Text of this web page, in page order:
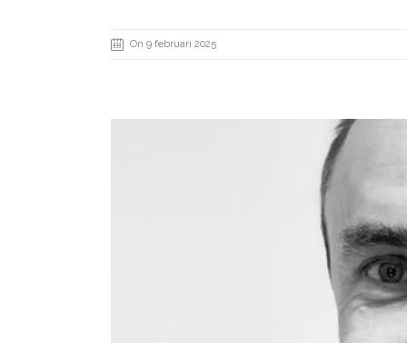
On 9 februari 2025